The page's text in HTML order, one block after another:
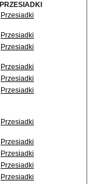
PRZESIADKI
Przesiadki
Przesiadki
Przesiadki
Przesiadki
Przesiadki
Przesiadki
Przesiadki
Przesiadki
Przesiadki
Przesiadki
Przesiadki